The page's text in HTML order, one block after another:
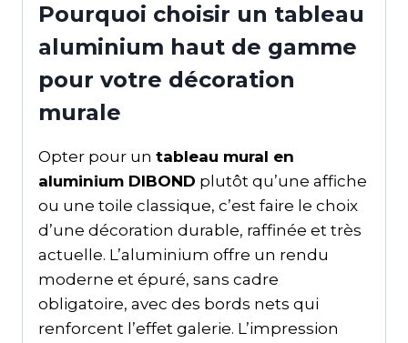
Pourquoi choisir un tableau
aluminium haut de gamme
pour votre décoration
murale
Opter pour un tableau mural en
aluminium DIBOND plutôt qu’une affiche
ou une toile classique, c’est faire le choix
d’une décoration durable, raffinée et très
actuelle. L’aluminium offre un rendu
moderne et épuré, sans cadre
obligatoire, avec des bords nets qui
renforcent l’effet galerie. L’impression